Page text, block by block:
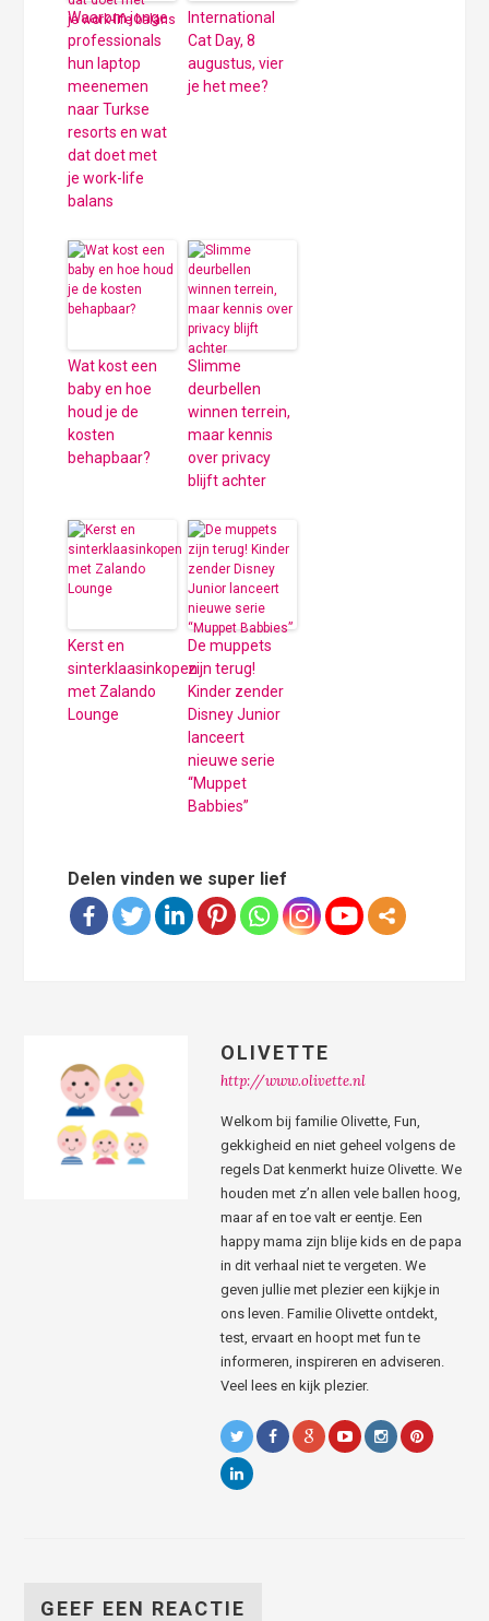
Waarom jonge
professionals
hun laptop
meenemen
naar Turkse
resorts en wat
dat doet met
je work-life
balans
International
Cat Day, 8
augustus, vier
je het mee?
Wat kost een
baby en hoe
houd je de
kosten
behapbaar?
Slimme
deurbellen
winnen terrein,
maar kennis
over privacy
blijft achter
Kerst en
sinterklaasinkopen
met Zalando
Lounge
De muppets
zijn terug!
Kinder zender
Disney Junior
lanceert
nieuwe serie
“Muppet
Babbies”
Delen vinden we super lief
OLIVETTE
http://www.olivette.nl
Welkom bij familie Olivette, Fun,
gekkigheid en niet geheel volgens de
regels Dat kenmerkt huize Olivette. We
houden met z’n allen vele ballen hoog,
maar af en toe valt er eentje. Een
happy mama zijn blije kids en de papa
in dit verhaal niet te vergeten. We
geven jullie met plezier een kijkje in
ons leven. Familie Olivette ontdekt,
test, ervaart en hoopt met fun te
informeren, inspireren en adviseren.
Veel lees en kijk plezier.
GEEF EEN REACTIE